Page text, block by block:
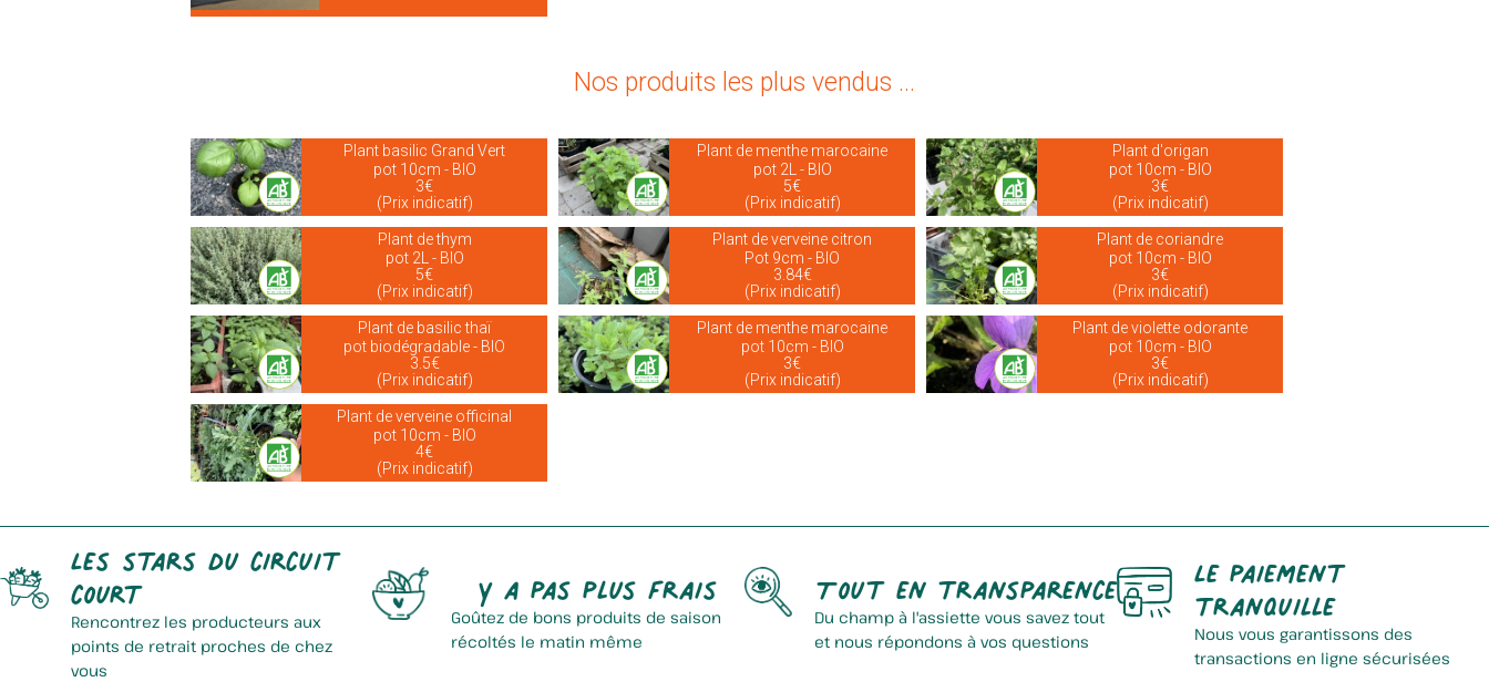
Nos produits les plus vendus ...
Plant basilic Grand Vert
pot 10cm - BIO
3€
(Prix indicatif)
Plant de menthe marocaine
pot 2L - BIO
5€
(Prix indicatif)
Plant d'origan
pot 10cm - BIO
3€
(Prix indicatif)
Plant de thym
pot 2L - BIO
5€
(Prix indicatif)
Plant de verveine citron
Pot 9cm - BIO
3.84€
(Prix indicatif)
Plant de coriandre
pot 10cm - BIO
3€
(Prix indicatif)
Plant de basilic thaï
pot biodégradable - BIO
3.5€
(Prix indicatif)
Plant de menthe marocaine
pot 10cm - BIO
3€
(Prix indicatif)
Plant de violette odorante
pot 10cm - BIO
3€
(Prix indicatif)
Plant de verveine officinal
pot 10cm - BIO
4€
(Prix indicatif)
Les stars du circuit
court
Rencontrez les producteurs aux
points de retrait proches de chez
vous
Y a pas plus frais
Goûtez de bons produits de saison
récoltés le matin même
Tout en transparence
Du champ à l'assiette vous savez tout
et nous répondons à vos questions
Le paiement
tranquille
Nous vous garantissons des
transactions en ligne sécurisées